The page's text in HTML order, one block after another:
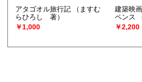
アタゴオル旅行記
（ますむ
らひろし 著）
￥1,000
建築映
ペンス
￥2,200